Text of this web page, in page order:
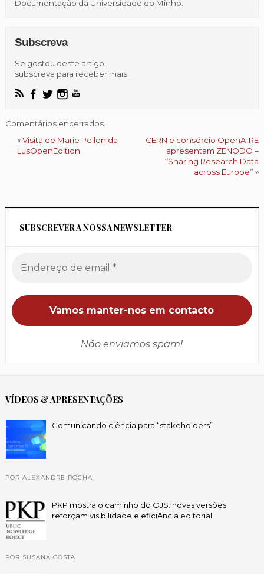
Documentação da Universidade do Minho.
Subscreva
Se gostou deste artigo,
subscreva para receber mais.
Comentários encerrados.
«Visita de Marie Pellen da
LusOpenEdition
CERN e consórcio OpenAIRE
apresentam ZENODO –
“Sharing Research Data
across Europe” »
SUBSCREVER A NOSSA NEWSLETTER
Não enviamos spam!
VÍDEOS & APRESENTAÇÕES
Comunicando ciência para “stakeholders”
POR ALEXANDRE ROCHA
PKP mostra o caminho do OJS: novas versões
reforçam visibilidade e eficiência editorial
POR SUSANA COSTA